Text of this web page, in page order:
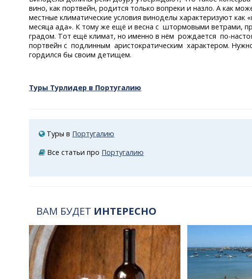
вино, как портвейн, родится только вопреки и назло. А как
местные климатические условия виноделы характеризуют как
месяца ада». К тому же ещё и весна с штормовыми ветрами,
градом. Тот ещё климат, но именно в нём рождаетсяпо-
портвейн с подлинным аристократическим характером.
гордился бы своим детищем.
Туры Турлидер в Португалию
Туры в Португалию
Все статьи про Португалию
ВАМ БУДЕТ ИНТЕРЕСНО